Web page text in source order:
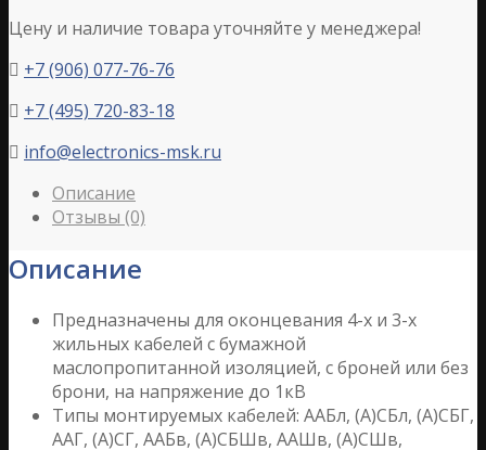
Цену и наличие товара уточняйте у менеджера!
 +7 (906) 077-76-76
 +7 (495) 720-83-18
 info@electronics-msk.ru
Описание
Отзывы (0)
Описание
Предназначены для оконцевания 4-х и 3-х
жильных кабелей с бумажной
маслопропитанной изоляцией, с броней или без
брони, на напряжение до 1кВ
Типы монтируемых кабелей: ААБл, (А)СБл, (А)СБГ,
ААГ, (А)СГ, ААБв, (А)СБШв, ААШв, (А)СШв,